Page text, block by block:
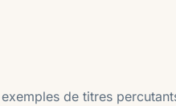
de titres